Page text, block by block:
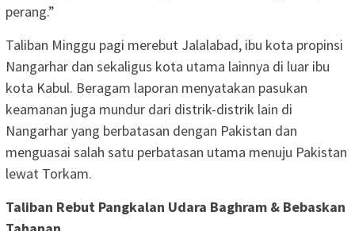
perang.”
Taliban Minggu pagi merebut Jalalabad, ibu kota propinsi
Nangarhar dan sekaligus kota utama lainnya di luar ibu
kota Kabul. Beragam laporan menyatakan pasukan
keamanan juga mundur dari distrik-distrik lain di
Nangarhar yang berbatasan dengan Pakistan dan
menguasai salah satu perbatasan utama menuju Pakistan
lewat Torkam.
Taliban Rebut Pangkalan Udara Baghram & Bebaskan